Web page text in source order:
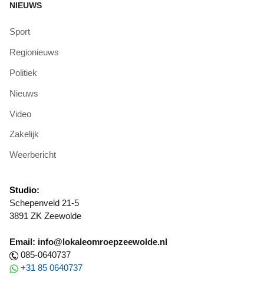
NIEUWS
Sport
Regionieuws
Politiek
Nieuws
Video
Zakelijk
Weerbericht
Studio:
Schepenveld 21-5
3891 ZK Zeewolde
Email: info@lokaleomroepzeewolde.nl
085-0640737
+31 85 0640737